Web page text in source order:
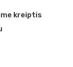
kreiptis